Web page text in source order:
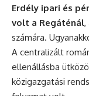
Erdély ipari és
volt a Regáténál,
számára.
A centralizált
ellenállásba
közigazgatási